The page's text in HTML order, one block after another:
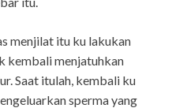
menjilat itu ku lakukan
kembali menjatuhkan
Saat itulah, kembali ku
sperma yang